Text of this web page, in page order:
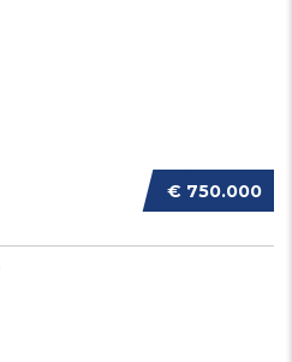
€ 750.000